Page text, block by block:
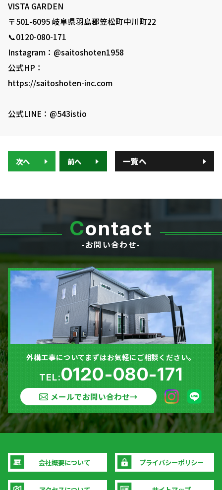
VISTA GARDEN
〒501-6095 岐阜県羽島郡笠松町中川町22
📞0120-080-171
Instagram：@saitoshoten1958
公式HP：
https://saitoshoten-inc.com
公式LINE：@543istio
次へ 前へ 一覧へ
Contact
-お問い合わせ-
外構工事についてまずはお気軽にご相談ください。
TEL:0120-080-171
メールでお問い合わせ→
会社概要について プライバシーポリシー